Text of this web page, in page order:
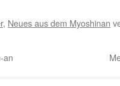
, Neues aus dem Myoshinan
an